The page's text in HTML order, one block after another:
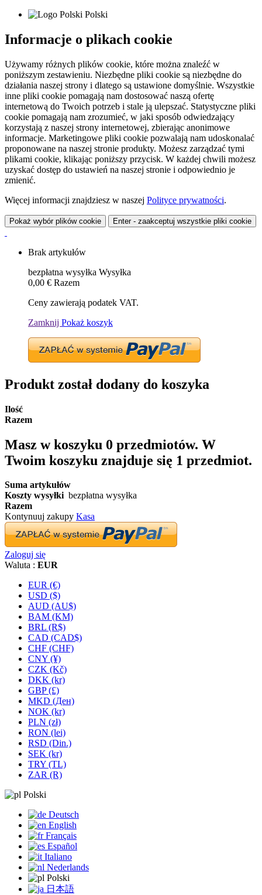
Polski
Informacje o plikach cookie
Używamy różnych plików cookie, które można znaleźć w
poniższym zestawieniu. Niezbędne pliki cookie są niezbędne do
działania naszej strony i dlatego są ustawione domyślnie. Wszystkie
inne pliki cookie pomagają nam dostosować naszą ofertę
internetową do Twoich potrzeb i stale ją ulepszać. Statystyczne pliki
cookie pomagają nam zrozumieć, w jaki sposób odwiedzający
korzystają z naszej strony internetowej, zbierając anonimowe
informacje. Marketingowe pliki cookie pozwalają nam udoskonalać
proponowane na naszej stronie produkty. Możesz zarządzać tymi
plikami cookie, klikając poniższy przycisk. W każdej chwili możesz
uzyskać dostęp do ustawień na naszej stronie i odpowiednio je
zmienić.
Więcej informacji znajdziesz w naszej Polityce prywatności.
Pokaż wybór plików cookie Enter - zaakceptuj wszystkie pliki cookie
Brak artykułów
bezpłatna wysyłka Wysyłka
0,00 € Razem
Ceny zawierają podatek VAT.
Zamknij Pokaż koszyk
Produkt został dodany do koszyka
Ilość
Razem
Masz w koszyku 0 przedmiotów. W
Twoim koszyku znajduje się 1 przedmiot.
Suma artykułów
Koszty wysyłki bezpłatna wysyłka
Razem
Kontynuuj zakupy Kasa
Zaloguj się
Waluta : EUR
EUR (€)
USD ($)
AUD (AU$)
BAM (KM)
BRL (R$)
CAD (CAD$)
CHF (CHF)
CNY (¥)
CZK (Kč)
DKK (kr)
GBP (£)
MKD (Ден)
NOK (kr)
PLN (zł)
RON (lei)
RSD (Din.)
SEK (kr)
TRY (TL)
ZAR (R)
Polski
Deutsch
English
Français
Español
Italiano
Nederlands
Polski
日本語